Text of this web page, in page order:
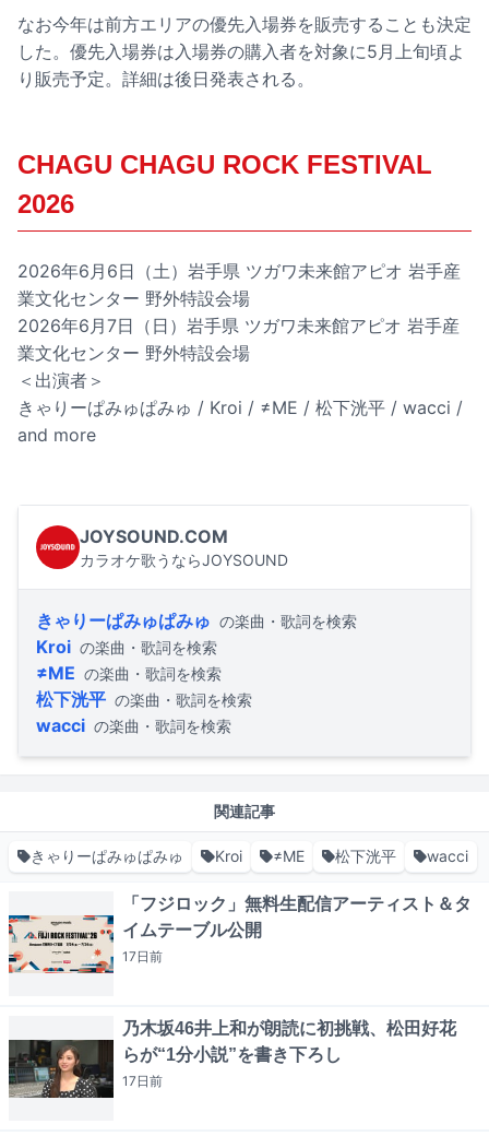
なお今年は前方エリアの優先入場券を販売することも決定
した。優先入場券は入場券の購入者を対象に5月上旬頃よ
り販売予定。詳細は後日発表される。
CHAGU CHAGU ROCK FESTIVAL
2026
2026年6月6日（土）岩手県 ツガワ未来館アピオ 岩手産
業文化センター 野外特設会場
2026年6月7日（日）岩手県 ツガワ未来館アピオ 岩手産
業文化センター 野外特設会場
＜出演者＞
きゃりーぱみゅぱみゅ / Kroi / ≠ME / 松下洸平 / wacci /
and more
JOYSOUND.COM
カラオケ歌うならJOYSOUND
きゃりーぱみゅぱみゅ の楽曲・歌詞を検索
Kroi の楽曲・歌詞を検索
≠ME の楽曲・歌詞を検索
松下洸平 の楽曲・歌詞を検索
wacci の楽曲・歌詞を検索
関連記事
きゃりーぱみゅぱみゅ Kroi ≠ME 松下洸平 wacci
「フジロック」無料生配信アーティスト＆タ
イムテーブル公開
17日前
乃木坂46井上和が朗読に初挑戦、松田好花
らが“1分小説”を書き下ろし
17日前